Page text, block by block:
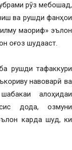
рӯз мебошад,
ва рушди фанҳои
маориф» эълон
оғоз шудааст.
рушди тафаккури
навоварӣ ва
алоҳидаи
дода, озмуни
карда шуд, ки